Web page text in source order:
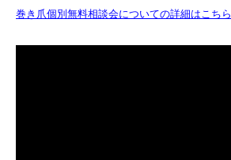
巻き爪個別無料相談会についての詳細はこちら